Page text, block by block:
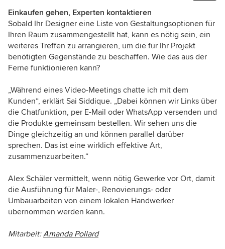
Einkaufen gehen, Experten kontaktieren
Sobald Ihr Designer eine Liste von Gestaltungsoptionen für
Ihren Raum zusammengestellt hat, kann es nötig sein, ein
weiteres Treffen zu arrangieren, um die für Ihr Projekt
benötigten Gegenstände zu beschaffen. Wie das aus der
Ferne funktionieren kann?
„Während eines Video-Meetings chatte ich mit dem
Kunden“, erklärt Sai Siddique. „Dabei können wir Links über
die Chatfunktion, per E-Mail oder WhatsApp versenden und
die Produkte gemeinsam bestellen. Wir sehen uns die
Dinge gleichzeitig an und können parallel darüber
sprechen. Das ist eine wirklich effektive Art,
zusammenzuarbeiten.“
Alex Schäler vermittelt, wenn nötig Gewerke vor Ort, damit
die Ausführung für Maler-, Renovierungs- oder
Umbauarbeiten von einem lokalen Handwerker
übernommen werden kann.
Mitarbeit:Amanda Pollard